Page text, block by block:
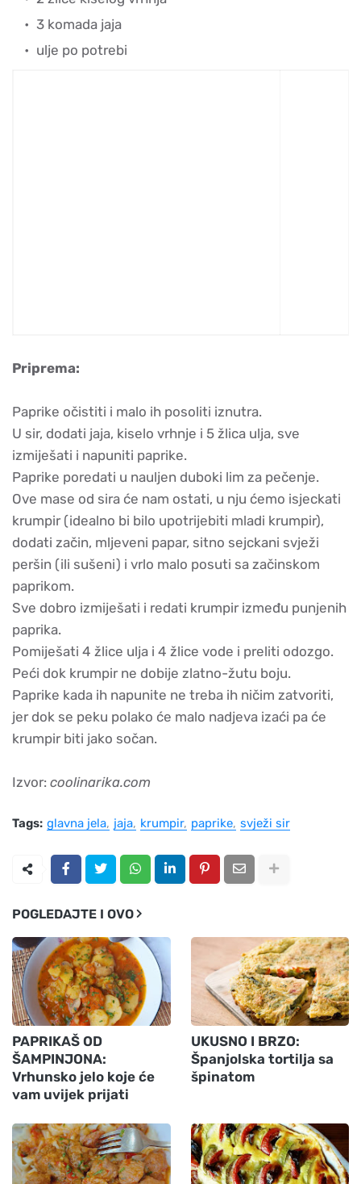
3 komada jaja
ulje po potrebi
Priprema:
Paprike očistiti i malo ih posoliti iznutra.
U sir, dodati jaja, kiselo vrhnje i 5 žlica ulja, sve
izmiješati i napuniti paprike.
Paprike poredati u nauljen duboki lim za pečenje.
Ove mase od sira će nam ostati, u nju ćemo isjeckati
krumpir (idealno bi bilo upotrijebiti mladi krumpir),
dodati začin, mljeveni papar, sitno sejckani svježi
peršin (ili sušeni) i vrlo malo posuti sa začinskom
paprikom.
Sve dobro izmiješati i redati krumpir između punjenih
paprika.
Pomiješati 4 žlice ulja i 4 žlice vode i preliti odozgo.
Peći dok krumpir ne dobije zlatno-žutu boju.
Paprike kada ih napunite ne treba ih ničim zatvoriti,
jer dok se peku polako će malo nadjeva izaći pa će
krumpir biti jako sočan.
Izvor: coolinarika.com
Tags: glavna jela jaja krumpir paprike svježi sir
POGLEDAJTE I OVO
PAPRIKAŠ OD
ŠAMPINJONA:
Vrhunsko jelo koje će
vam uvijek prijati
UKUSNO I BRZO:
Španjolska tortilja sa
špinatom